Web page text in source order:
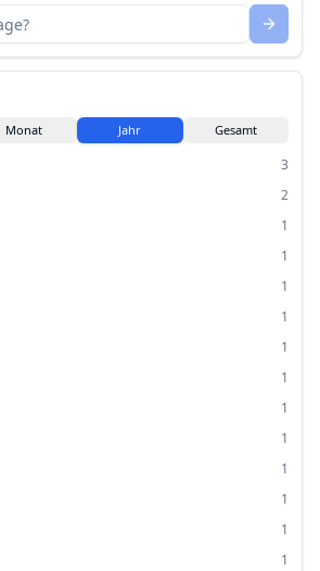
Monat Jahr Gesamt
3
2
1
1
1
1
1
1
1
1
1
1
1
1